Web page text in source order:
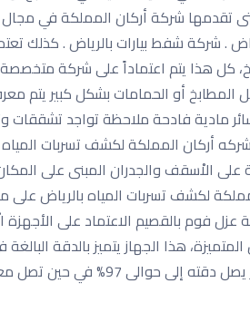
تقدمها شركة أركان المملكة في
. شركة شفط بيارات بالرياض . كذلك
كل هذا يتم اعتماداً على شركة
أو الحمامات بشكل كبير يتم
مادية فادحة ملاحظة تواجد
أركان المملكة لكشف تسربات
على الاْسقف والجدران المبنى على
لكشف تسربات المياه بالرياض
فوم بالقصيم الاعتماد على الأجهزة
هذا الجهاز يتميز بالدقة